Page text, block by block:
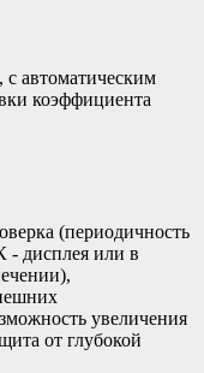
с автоматическим
коэффициента
(периодичность
- дисплея или в
увеличения
от глубокой